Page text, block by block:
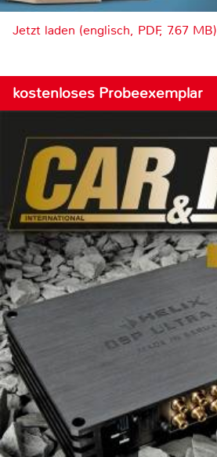
Jetzt laden (englisch, PDF, 7.67 MB)
kostenloses Probeexemplar